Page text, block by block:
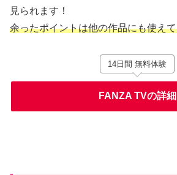
見られます！
余ったポイントは他の作品にも使え
14日間 無料体験
FANZA TVの詳細